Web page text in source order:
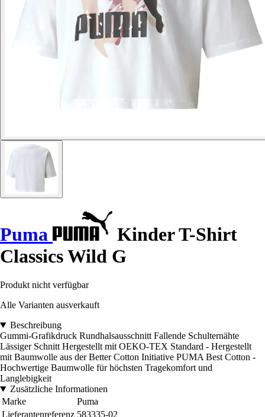
Puma
Kinder T-Shirt
Classics Wild G
Produkt nicht verfügbar
Alle Varianten ausverkauft
Beschreibung
Gummi-Grafikdruck Rundhalsausschnitt Fallende Schulternähte
Lässiger Schnitt Hergestellt mit OEKO-TEX Standard - Hergestellt
mit Baumwolle aus der Better Cotton Initiative PUMA Best Cotton -
Hochwertige Baumwolle für höchsten Tragekomfort und
Langlebigkeit
Zusätzliche Informationen
Marke
Puma
Lieferantenreferenz 583335-02